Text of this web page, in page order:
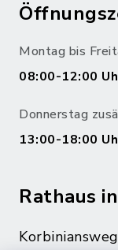
Montag bis
08:00-12:00
Donnerstag
13:00-18:00
Rathaus